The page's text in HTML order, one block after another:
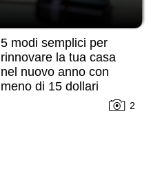
5 modi semplici per
rinnovare la tua casa
nel nuovo anno con
meno di 15 dollari
2